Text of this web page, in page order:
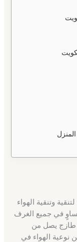
وتنقية الهواء
في جميع الغرف
طازج يصل من
نوعية الهواء في